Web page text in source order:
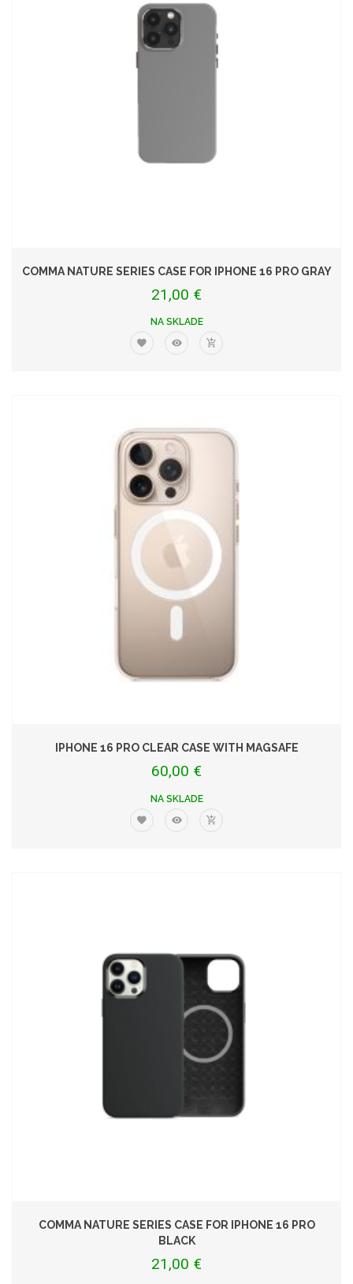
COMMA NATURE SERIES CASE FOR IPHONE 16 PRO GRAY
21,00 €
NA SKLADE
IPHONE 16 PRO CLEAR CASE WITH MAGSAFE
60,00 €
NA SKLADE
COMMA NATURE SERIES CASE FOR IPHONE 16 PRO
BLACK
21,00 €